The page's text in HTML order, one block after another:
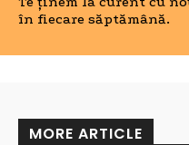
în fiecare săptămână.
MORE ARTICLE